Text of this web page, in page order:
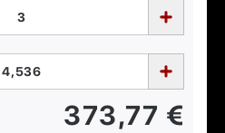
373,77 €